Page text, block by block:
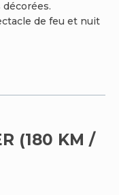
de feu et nuit
(180 KM /